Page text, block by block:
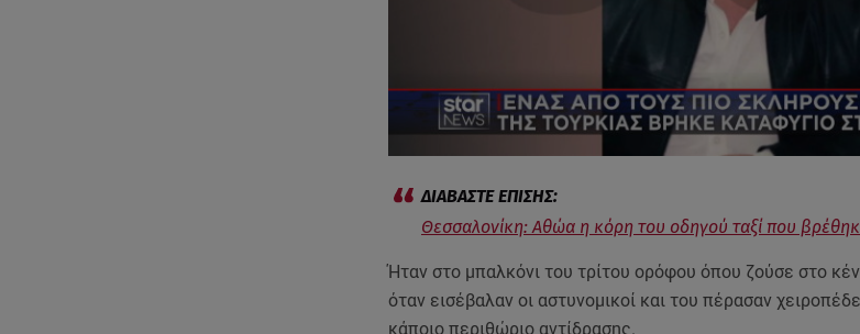
Θεσσαλονίκη: Αθώα η κόρη του οδηγού ταξί που
Ήταν στο μπαλκόνι του τρίτου ορόφου όπου ζούσε στο
όταν εισέβαλαν οι αστυνομικοί και του πέρασαν
κάποιο περιθώριο αντίδρασης.